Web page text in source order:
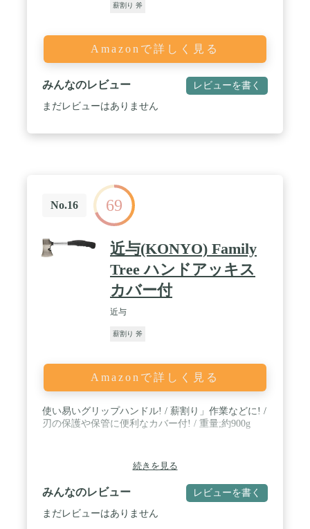
薪割り 斧
Amazonで詳しく見る
みんなのレビュー レビューを書く
まだレビューはありません
No.16 69
近与(KONYO) Family
Tree ハンドアッキス
カバー付
近与
薪割り 斧
Amazonで詳しく見る
使い易いグリップハンドル! / 薪割り」作業などに! /
刃の保護や保管に便利なカバー付! / 重量;約900g
続きを見る
みんなのレビュー レビューを書く
まだレビューはありません